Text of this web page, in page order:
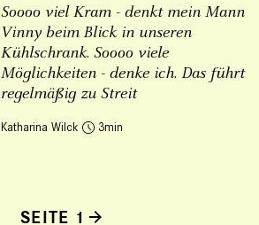
Soooo viel Kram - denkt mein Mann
Vinny beim Blick in unseren
Kühlschrank. Soooo viele
Möglichkeiten - denke ich. Das führt
regelmäßig zu Streit
Katharina Wilck 3
SEITE 1